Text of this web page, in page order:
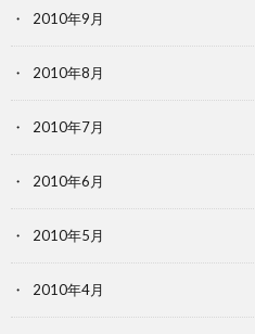
2010年9月
2010年8月
2010年7月
2010年6月
2010年5月
2010年4月